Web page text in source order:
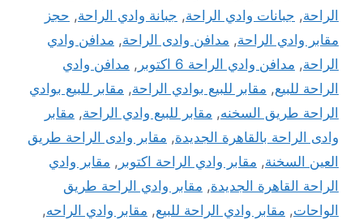
الراحة, جبانات وادي الراحة, جبانة وادي الراحة, حجز
مقابر وادي الراحة, مدافن وادى الراحة, مدافن وادي
الراحة, مدافن وادي الراحة 6 اكتوبر , مدافن وادي
الراحة للبيع, مقابر للبيع بوادي الراحة, مقابر للبيع بوادي
الراحة طريق السخنه, مقابر للبيع وادي الراحة, مقابر
وادى الراحة بالقاهرة الجديدة, مقابر وادى الراحة طريق
العين السخنة, مقابر وادي الراحة اكتوبر , مقابر وادي
الراحة القاهرة الجديدة, مقابر وادي الراحة طريق
الواحات, مقابر وادي الراحة للبيع, مقابر وادي الراحه,